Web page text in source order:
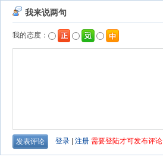
我来说两句
我的态度：
登录 注册 需要登陆才可发布评论